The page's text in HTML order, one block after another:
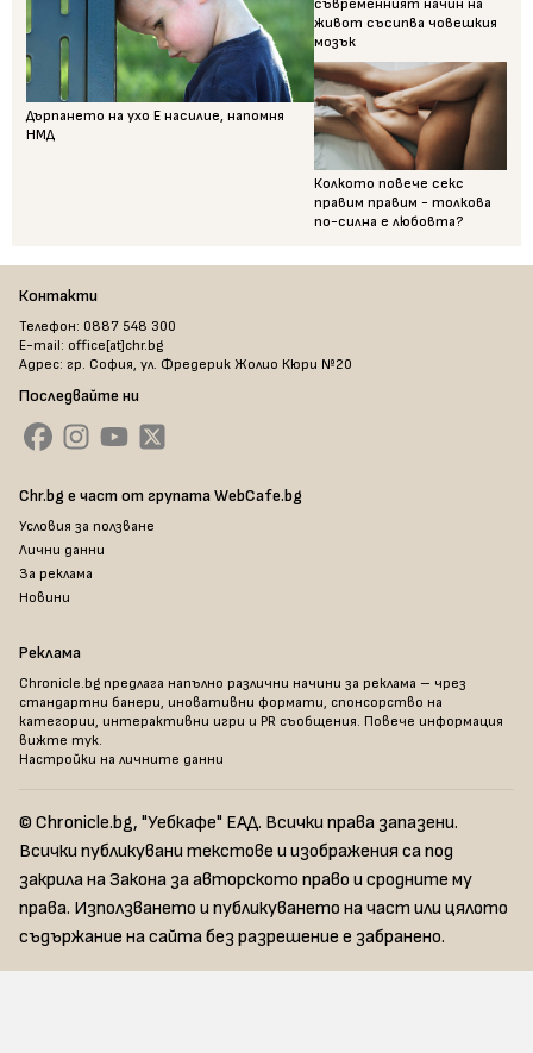
Дърпането на ухо Е насилие, напомня
НМД
съвременният начин на
живот съсипва човешкия
мозък
Колкото повече секс
правим правим - толкова
по-силна е любовта?
Контакти
Телефон: 0887 548 300
E-mail: office[at]chr.bg
Адрес: гр. София, ул. Фредерик Жолио Кюри №20
Последвайте ни
Chr.bg е част от групата WebCafe.bg
Условия за ползване
Лични данни
За реклама
Новини
Реклама
Chronicle.bg предлага напълно различни начини за реклама – чрез
стандартни банери, иновативни формати, спонсорство на
категории, интерактивни игри и PR съобщения. Повече информация
вижте тук.
Настройки на личните данни
© Chronicle.bg, "Уебкафе" ЕАД. Всички права запазени.
Всички публикувани текстове и изображения са под
закрила на Закона за авторското право и сродните му
права. Използването и публикуването на част или цялото
съдържание на сайта без разрешение е забранено.